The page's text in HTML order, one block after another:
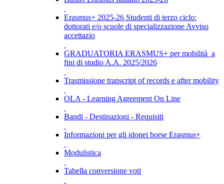
Erasmus+ 2025-26 Studenti di terzo ciclo:
dottorati e/o scuole di specializzazione Avviso
accettazio
GRADUATORIA ERASMUS+ per mobilità a
fini di studio A.A. 2025/2026
Trasmissione transcript of records e after mobility
OLA - Learning Agreement On Line
Bandi - Destinazioni - Requisiti
Informazioni per gli idonei borse Erasmus+
Modulistica
Tabella conversione voti